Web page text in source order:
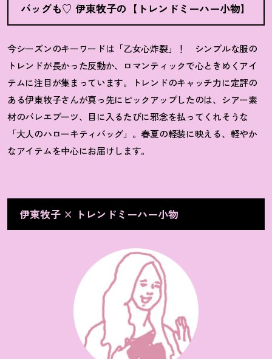
バッグも♡ 伊東牧子の【トレンドミーハー小物】
今シーズンのキーワードは「乙女心炸裂」 ！
シンプルな服の
トレンドが長かった反動か、ロマンティックで心ときめくアイ
テムに注目が集まっています。トレンドのキャッチ力に定評の
ある伊東牧子さんが真っ先にピックアップしたのは、シアー素
材のバレエブーツ、目に入るたびに邪念を払ってくれそうな
「大人のハローキティバッグ」。春夏の軽装に映える、軽やか
なアイテムを中心にお届けします。
伊東牧子 × トレンドミーハー小物